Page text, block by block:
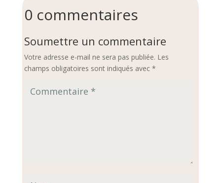
0 commentaires
Soumettre un commentaire
Votre adresse e-mail ne sera pas publiée. Les
champs obligatoires sont indiqués avec *